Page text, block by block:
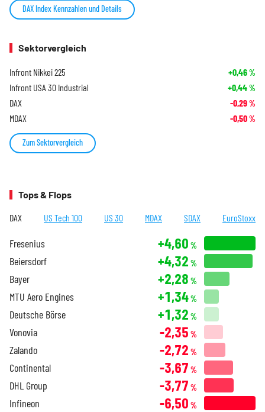
DAX Index Kennzahlen und Details
Sektorvergleich
Infront Nikkei 225 +0,46%
Infront USA 30 Industrial +0,44%
DAX -0,29%
MDAX -0,50%
Zum Sektorvergleich
Tops & Flops
DAX US Tech 100 US 30 MDAX SDAX EuroStoxx
Fresenius +4,60 %
Beiersdorf +4,32 %
Bayer +2,28 %
MTU Aero Engines +1,34%
Deutsche Börse +1,32 %
Vonovia -2,35 %
Zalando -2,72 %
Continental -3,67 %
DHL Group -3,77 %
Infineon -6,50 %